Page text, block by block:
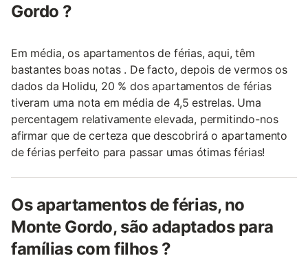
Gordo ?
Em média, os apartamentos de férias, aqui, têm
bastantes boas notas . De facto, depois de vermos os
dados da Holidu, 20 % dos apartamentos de férias
tiveram uma nota em média de 4,5 estrelas. Uma
percentagem relativamente elevada, permitindo-nos
afirmar que de certeza que descobrirá o apartamento
de férias perfeito para passar umas ótimas férias!
Os apartamentos de férias, no
Monte Gordo, são adaptados para
famílias com filhos ?